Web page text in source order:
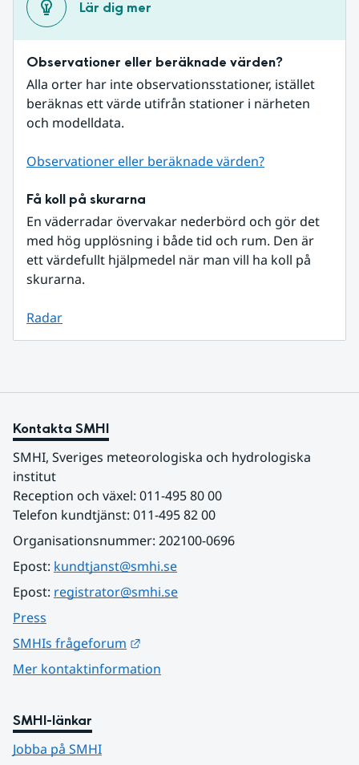
Lär dig mer
Observationer eller beräknade värden?
Alla orter har inte observationsstationer, istället
beräknas ett värde utifrån stationer i närheten
och modelldata.
Observationer eller beräknade värden?
Få koll på skurarna
En väderradar övervakar nederbörd och gör det
med hög upplösning i både tid och rum. Den är
ett värdefullt hjälpmedel när man vill ha koll på
skurarna.
Radar
Kontakta SMHI
SMHI, Sveriges meteorologiska och hydrologiska
institut
Reception och växel: 011-495 80 00
Telefon kundtjänst: 011-495 82 00
Organisationsnummer: 202100-0696
Epost: kundtjanst@smhi.se
Epost: registrator@smhi.se
Press
SMHIs frågeforum
Mer kontaktinformation
SMHI-länkar
Jobba på SMHI